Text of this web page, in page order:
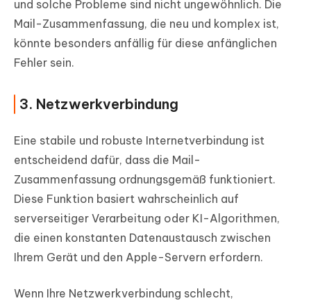
und solche Probleme sind nicht ungewöhnlich. Die
Mail-Zusammenfassung, die neu und komplex ist,
könnte besonders anfällig für diese anfänglichen
Fehler sein.
3. Netzwerkverbindung
Eine stabile und robuste Internetverbindung ist
entscheidend dafür, dass die Mail-
Zusammenfassung ordnungsgemäß funktioniert.
Diese Funktion basiert wahrscheinlich auf
serverseitiger Verarbeitung oder KI-Algorithmen,
die einen konstanten Datenaustausch zwischen
Ihrem Gerät und den Apple-Servern erfordern.
Wenn Ihre Netzwerkverbindung schlecht,